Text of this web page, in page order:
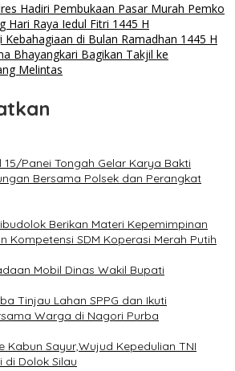
Hadiri Pembukaan Pasar Murah Pemko
Hari Raya Iedul Fitri 1445 H
Kebahagiaan di Bulan Ramadhan 1445 H
Bhayangkari Bagikan Takjil ke
Melintas
Panei Tongah Gelar Karya Bakti
Bersama Polsek dan Perangkat
Berikan Materi Kepemimpinan
Kompetensi SDM Koperasi Merah Putih
Mobil Dinas Wakil Bupati
Tinjau Lahan SPPG dan Ikuti
Warga di Nagori Purba
Kabun Sayur,Wujud Kepedulian TNI
di Dolok Silau